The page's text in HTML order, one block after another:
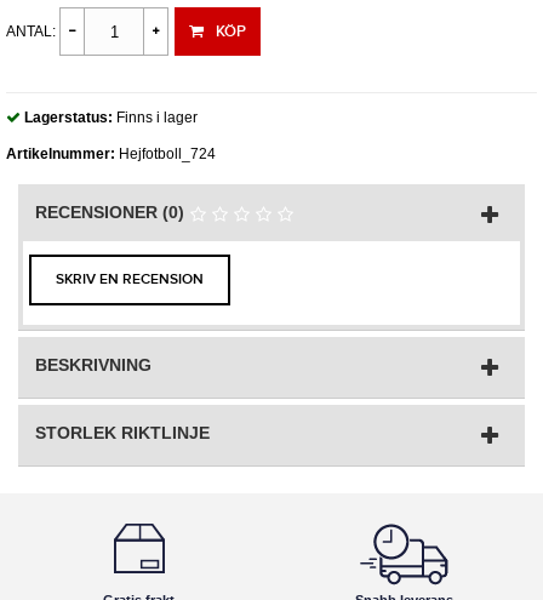
ANTAL: KÖP
Lagerstatus: Finns i lager
Artikelnummer: Hejfotboll_724
RECENSIONER (0)
SKRIV EN RECENSION
BESKRIVNING
STORLEK RIKTLINJE